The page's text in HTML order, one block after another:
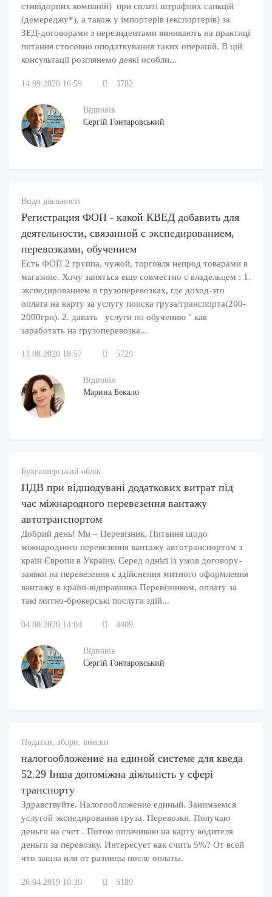
стивідорних компаній) при сплаті штрафних санкцій
(демереджу*), а також у імпортерів (експортерів) за
ЗЕД-договорами з нерезидентами виникають на практиці
питання стосовно оподаткування таких операцій. В цій
консультації розглянемо деякі особли...
14.09.2020 16:59 3782
Відповів
Сергій Гонтаровський
Види діяльності
Регистрация ФОП - какой КВЕД добавить для
деятельности, связанной с экспедированием,
перевозками, обучением
Есть ФОП 2 группа, чужой, торговля непрод товарами в
магазине. Хочу заняться еще совместно с владельцем : 1.
экспедированием в грузоперевозках, где доход-это
оплата на карту за услугу поиска груза/транспорта(200-
2000грн). 2. давать услуги по обучению " как
заработать на грузоперевозка...
13.08.2020 18:57 5729
Відповів
Марина Бекало
Бухгалтерський облік
ПДВ при відшодувані додаткових витрат під
час міжнародного перевезення вантажу
автотранспортом
Добрий день! Ми – Перевізник. Питання щодо
міжнародного перевезення вантажу автотранспортом з
країн Європи в Україну. Серед однієї із умов договору-
заявки на перевезення є здійснення митного оформлення
вантажу в країні-відправника Перевізником, оплату за
такі митно-брокерські послуги здій...
04.08.2020 14:04 4409
Відповів
Сергій Гонтаровський
Податки, збори, внески
налогообложение на единой системе для кведа
52.29 Інша допоміжна діяльність у сфері
транспорту
Здравствуйте. Налогообложение единый. Занимаемся
услугой экспедирования груза. Перевозки. Получаю
деньги на счет . Потом оплачиваю на карту водителя
деньги за перевозку. Интересует как счить 5%? От всей
что зашла или от разницы после оплаты.
26.04.2019 10:39 5189